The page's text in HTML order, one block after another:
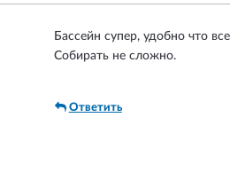
Бассейн супер, удобно что
Собирать не сложно.
Ответить